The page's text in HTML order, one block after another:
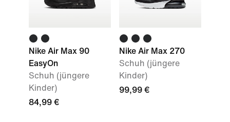
Nike Air Max 90
EasyOn
Schuh (jüngere
Kinder)
84,99 €
Nike Air Max 270
Schuh (jüngere
Kinder)
99,99 €